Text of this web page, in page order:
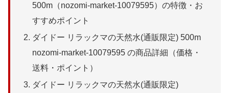
500m（nozomi-market-10079595）の特徴・お
すすめポイント
ダイドー リラックマの天然水(通販限定) 500m
nozomi-market-10079595 の商品詳細（価格・
送料・ポイント）
ダイドー リラックマの天然水(通販限定)